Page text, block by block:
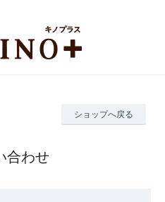
ショップへ戻る
合わせ